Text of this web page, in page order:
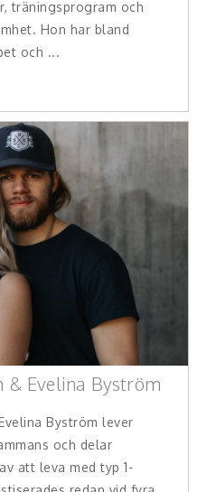
träningsprogram och
Hon har bland
och ...
& Evelina Byström
Byström lever
och delar
att leva med typ 1-